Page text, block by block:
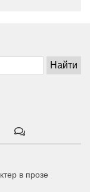
в прозе